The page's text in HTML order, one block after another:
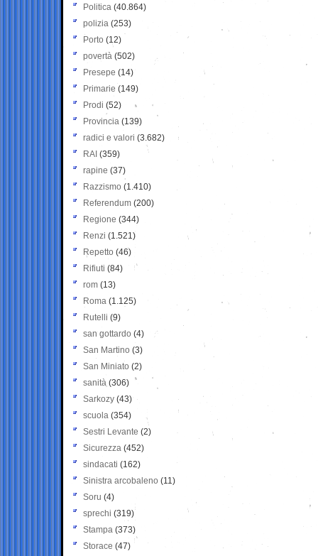
Politica (40.864)
polizia (253)
Porto (12)
povertà (502)
Presepe (14)
Primarie (149)
Prodi (52)
Provincia (139)
radici e valori (3.682)
RAI (359)
rapine (37)
Razzismo (1.410)
Referendum (200)
Regione (344)
Renzi (1.521)
Repetto (46)
Rifiuti (84)
rom (13)
Roma (1.125)
Rutelli (9)
san gottardo (4)
San Martino (3)
San Miniato (2)
sanità (306)
Sarkozy (43)
scuola (354)
Sestri Levante (2)
Sicurezza (452)
sindacati (162)
Sinistra arcobaleno (11)
Soru (4)
sprechi (319)
Stampa (373)
Storace (47)